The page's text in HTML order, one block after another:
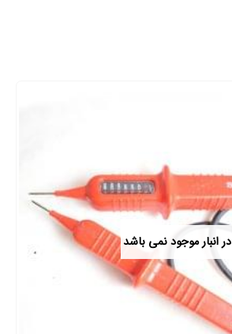
در انبار موجود نمی باشد